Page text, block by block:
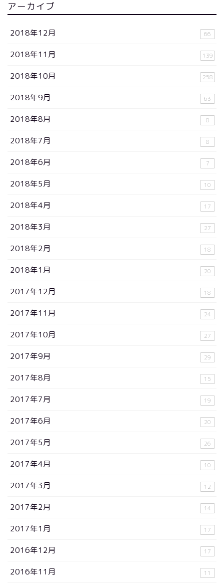
アーカイブ
2018年12月 66
2018年11月 139
2018年10月 258
2018年9月 63
2018年8月 8
2018年7月 8
2018年6月 7
2018年5月 10
2018年4月 17
2018年3月 27
2018年2月 18
2018年1月 20
2017年12月 18
2017年11月 24
2017年10月 27
2017年9月 29
2017年8月 15
2017年7月 19
2017年6月 20
2017年5月 26
2017年4月 10
2017年3月 12
2017年2月 14
2017年1月 17
2016年12月 17
2016年11月 11